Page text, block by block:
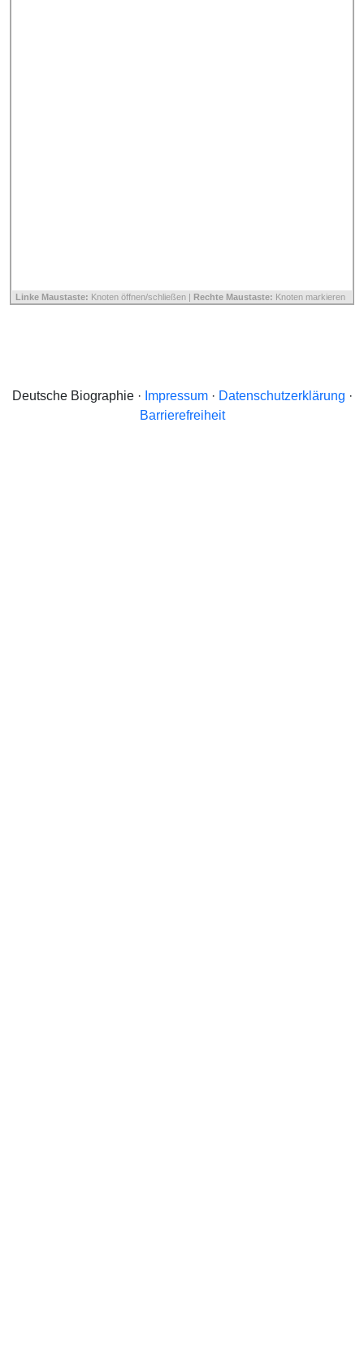
Linke Maustaste: Knoten öffnen/schließen | Rechte Maustaste: Knoten markieren
Deutsche Biographie · Impressum· Datenschutzerklärung ·
Barrierefreiheit